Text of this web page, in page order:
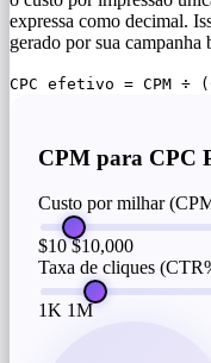
expressa como decimal.
gerado por sua campanha
CPC efetivo = CPM ÷
CPM para CPC
Custo por milhar
$10 $10,000
Taxa de cliques
1K 1M